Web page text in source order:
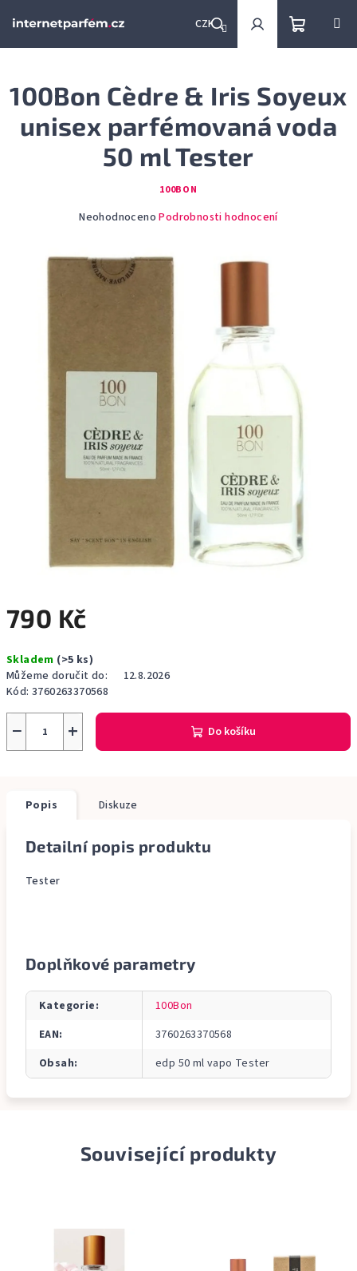
CZK
Hledat PřihlášeníNákupní
košík
790 Kč
cena:
Skladem (>5 ks)
Můžeme doručit do:
12.8.2026
Kód: 3760263370568
+
− Do košíku
100Bon Cèdre & Iris Soyeux
unisex parfémovaná voda
50 ml Tester
100BON
Průměrné
je
Neohodnoceno Podrobnosti hodnocení
Popis Diskuze
Detailní popis produktu
Tester
Doplňkové parametry
Kategorie:
100Bon
EAN:
3760263370568
Obsah: edp 50 ml vapo Tester
Související produkty